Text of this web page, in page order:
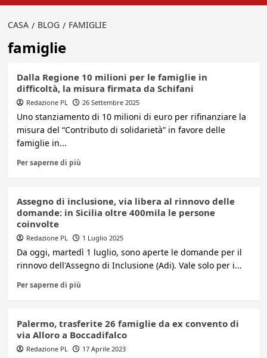
CASA BLOG FAMIGLIE
famiglie
Dalla Regione 10 milioni per le famiglie in
difficoltà, la misura firmata da Schifani
Redazione PL 26 Settembre 2025
Uno stanziamento di 10 milioni di euro per rifinanziare la
misura del “Contributo di solidarietà” in favore delle
famiglie in...
Per saperne di più
Assegno di inclusione, via libera al rinnovo delle
domande: in Sicilia oltre 400mila le persone
coinvolte
Redazione PL 1 Luglio 2025
Da oggi, martedì 1 luglio, sono aperte le domande per il
rinnovo dell'Assegno di Inclusione (Adi). Vale solo per i...
Per saperne di più
Palermo, trasferite 26 famiglie da ex convento di
via Alloro a Boccadifalco
Redazione PL 17 Aprile 2023